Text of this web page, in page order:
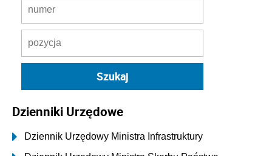
Dzienniki Urzędowe
Dziennik Urzędowy Ministra Infrastruktury